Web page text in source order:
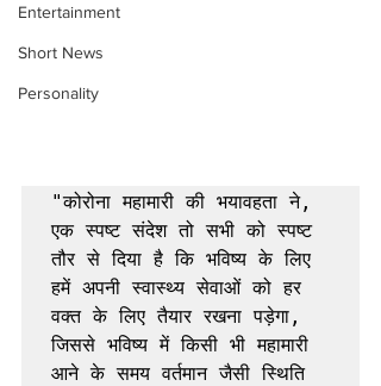
Entertainment
Short News
Personality
"कोरोना महामारी की भयावहता ने,
एक स्पष्ट संदेश तो सभी को स्पष्ट
तौर से दिया है कि भविष्य के लिए
हमें अपनी स्वास्थ्य सेवाओं को हर
वक्त के लिए तैयार रखना पड़ेगा,
जिससे भविष्य में किसी भी महामारी
आने के समय वर्तमान जैसी स्थिति